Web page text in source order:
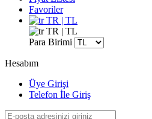
Favoriler
TR | TL
TR | TL
Para Birimi
Hesabım
Üye Girişi
Telefon İle Giriş